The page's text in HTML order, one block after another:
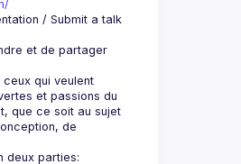
/ Submit a talk
et de partager
qui veulent
et passions du
que ce soit au sujet
de